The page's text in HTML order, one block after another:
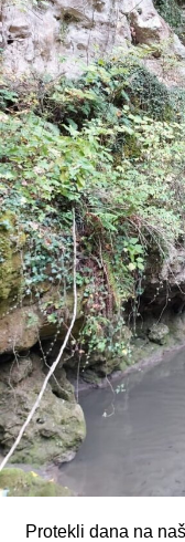
Protekli dana na